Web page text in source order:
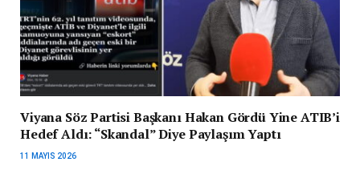
Viyana Söz Partisi Başkanı Hakan Gördü Yine ATIB’i
Hedef Aldı: “Skandal” Diye Paylaşım Yaptı
11 MAYIS 2026